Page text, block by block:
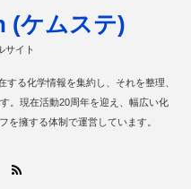
(ケムステ)
サイト
る化学情報を集約し、それを整理、
。現在活動20周年を迎え、幅広い化
を擁する体制で運営しています。
Facebook